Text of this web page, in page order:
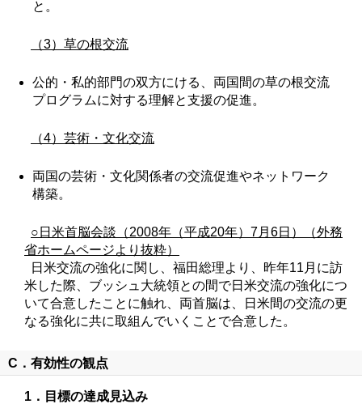
と。
（3）草の根交流
公的・私的部門の双方にける、両国間の草の根交流
プログラムに対する理解と支援の促進。
（4）芸術・文化交流
両国の芸術・文化関係者の交流促進やネットワーク
構築。
○日米首脳会談（2008年（平成20年）7月6日）（外務
省ホームページより抜粋）
日米交流の強化に関し、福田総理より、昨年11月に訪
米した際、ブッシュ大統領との間で日米交流の強化につ
いて合意したことに触れ、両首脳は、日米間の交流の更
なる強化に共に取組んでいくことで合意した。
C．有効性の観点
1．目標の達成見込み